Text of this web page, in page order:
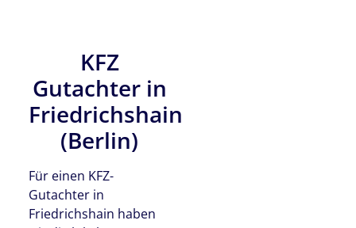
KFZ
Gutachter in
Friedrichshain
(Berlin)
Für einen KFZ-
Gutachter in
Friedrichshain haben